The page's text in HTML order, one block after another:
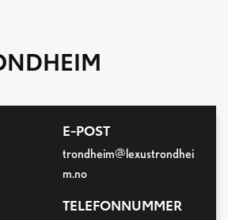
E-POST
trondheim@lexustrondhei
m.no
TELEFONNUMMER